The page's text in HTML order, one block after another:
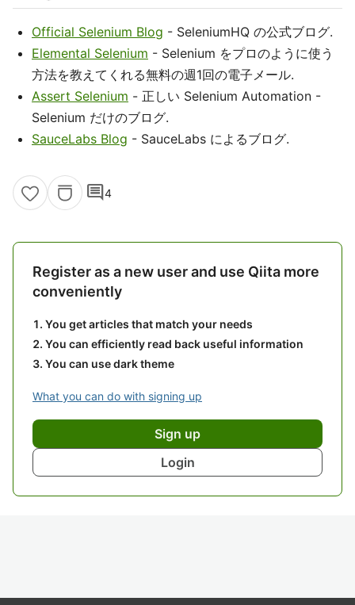
Official Selenium Blog - SeleniumHQ の公式ブログ.
Elemental Selenium - Selenium をプロのように使う
方法を教えてくれる無料の週1回の電子メール.
Assert Selenium - 正しい Selenium Automation -
Selenium だけのブログ.
SauceLabs Blog - SauceLabs によるブログ.
comment4
Register as a new user and use Qiita more
conveniently
You get articles that match your needs
You can efficiently read back useful information
You can use dark theme
What you can do with signing up
Sign up
Login